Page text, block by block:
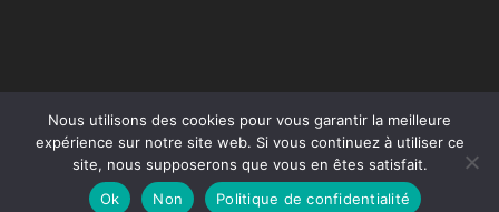
Conception du site :Agence Jus de Citron
Nous utilisons des cookies pour vous garantir la meilleure
expérience sur notre site web. Si vous continuez à utiliser ce
site, nous supposerons que vous en êtes satisfait.
Ok
Non Politique de confidentialité